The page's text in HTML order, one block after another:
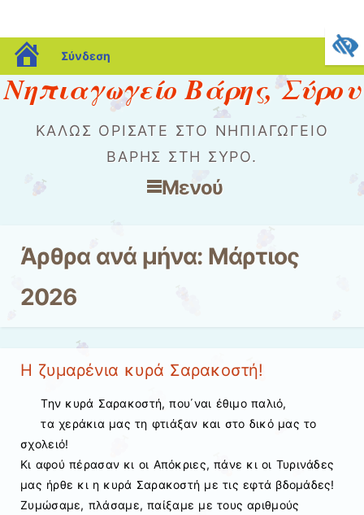
blogs.sch.gr
Σύνδεση
Νηπιαγωγείο Βάρης, Σύρου
ΚΑΛΏΣ ΟΡΊΣΑΤΕ ΣΤΟ ΝΗΠΙΑΓΩΓΕΊΟ
ΒΆΡΗΣ ΣΤΗ ΣΎΡΟ.
Μενού
Άρθρα ανά μήνα: Μάρτιος
2026
Η ζυμαρένια κυρά Σαρακοστή!
Την κυρά Σαρακοστή, που΄ναι έθιμο παλιό,
τα χεράκια μας τη φτιάξαν και στο δικό μας το
σχολειό!
Κι αφού πέρασαν κι οι Απόκριες, πάνε κι οι Τυρινάδες
μας ήρθε κι η κυρά Σαρακοστή με τις εφτά βδομάδες!
Ζυμώσαμε, πλάσαμε, παίξαμε με τους αριθμούς